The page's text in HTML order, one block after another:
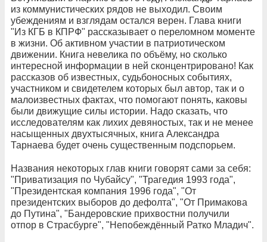
из коммунистических рядов не выходил. Своим
убеждениям и взглядам остался верен. Глава книги
"Из КГБ в КПРФ" рассказывает о переломном моменте
в жизни. Об активном участии в патриотическом
движении. Книга невелика по объёму, но сколько
интересной информации в ней сконцентрировано! Как
рассказов об известных, судьбоносных событиях,
участником и свидетелем которых был автор, так и о
малоизвестных фактах, что помогают понять, каковы
были движущие силы истории. Надо сказать, что
исследователям как лихих девяностых, так и не менее
насыщенных двухтысячных, книга Александра
Тарнаева будет очень существенным подспорьем.
Названия некоторых глав книги говорят сами за себя:
"Приватизация по Чубайсу", "Трагедия 1993 года",
"Президентская компания 1996 года", "От
президентских выборов до дефолта", "От Примакова
до Путина", "Бандеровские прихвостни получили
отпор в Страсбурге", "Непобеждённый Ратко Младич".